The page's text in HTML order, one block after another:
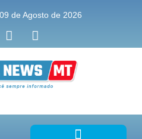
de Agosto de 2026